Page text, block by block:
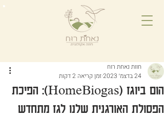
הום ביוגז (HomeBiogas): הפיכת
הפסולת האורגנית שלנו לגז מתחדש
חוות נאחת רוח
24 בדצמ׳ 2023
זמן קריאה 2 דקות